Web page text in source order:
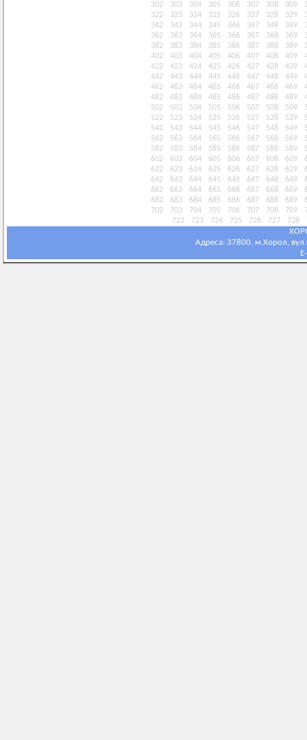
302
303 304 305 306 307 308 309
322
323 324 325 326 327 328 329
342
343 344 345 346 347 348 349
362
363 364 365 366 367 368 369
382
383 384 385 386 387 388 389
402
403 404 405 406 407 408 409
422
423 424 425 426 427 428 429
442
443 444 445 446 447 448 449
462
463 464 465 466 467 468 469
482
483 484 485 486 487 488 489
502
503 504 505 506 507 508 509
522
523 524 525 526 527 528 529
542
543 544 545 546 547 548 549
562
563 564 565 566 567 568 569
582
583 584 585 586 587 588 589
602
603 604 605 606 607 608 609
622
623 624 625 626 627 628 629
642
643 644 645 646 647 648 649
662
663 664 665 666 667 668 669
682
683 684 685 686 687 688 689
702
703 704 705 706 707 708 709
722
723 724 725 726 727 728
Адреса: 37800, м.Хорол,